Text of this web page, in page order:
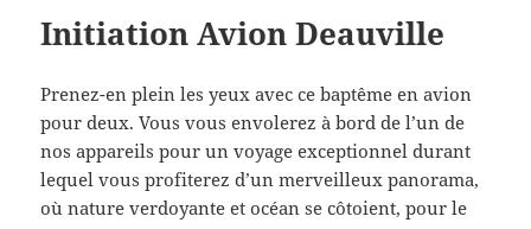
Initiation Avion Deauville
Prenez-en plein les yeux avec ce baptême en avion
pour deux. Vous vous envolerez à bord de l’un de
nos appareils pour un voyage exceptionnel durant
lequel vous profiterez d’un merveilleux panorama,
où nature verdoyante et océan se côtoient, pour le